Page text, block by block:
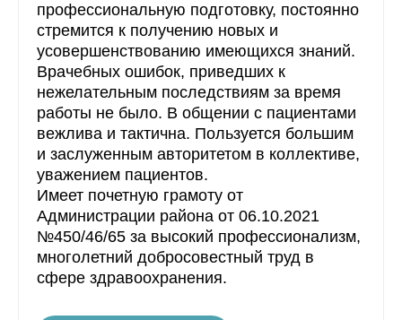
профессиональную подготовку, постоянно
стремится к получению новых и
усовершенствованию имеющихся знаний.
Врачебных ошибок, приведших к
нежелательным последствиям за время
работы не было. В общении с пациентами
вежлива и тактична. Пользуется большим
и заслуженным авторитетом в коллективе,
уважением пациентов.
Имеет почетную грамоту от
Администрации района от 06.10.2021
№450/46/65 за высокий профессионализм,
многолетний добросовестный труд в
сфере здравоохранения.